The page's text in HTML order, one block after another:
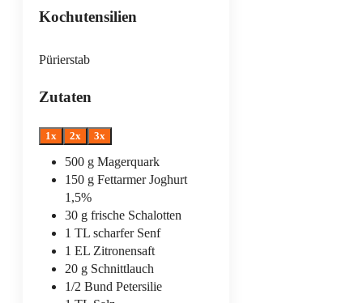
Kochutensilien
Pürierstab
Zutaten
1x 2x 3x
500 g Magerquark
150 g Fettarmer Joghurt
1,5%
30 g frische Schalotten
1 TL scharfer Senf
1 EL Zitronensaft
20 g Schnittlauch
1/2 Bund Petersilie